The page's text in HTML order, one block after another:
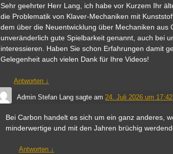
Sehr geehrter Herr Lang, ich habe vor Kurzem Ihr
die Problematik von Klaver-Mechaniken mit
dem über die Neuentwicklung über Mechaniken
unveränderlich gute Spielbarkeit genannt, auch bei
interessieren. Haben Sie schon Erfahrungen damit
Gelegenheit auch vielen Dank für Ihre Videos!
Antworten ↓
Admin Stefan Lang sagte am 24. Juli 2026 um 17:42
Bei Carbon handelt es sich um ein ganz anderes,
minderwertige und mit den Jahren brüchig
Antworten ↓